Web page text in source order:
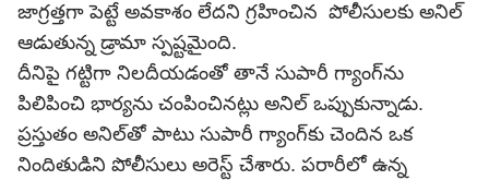
జాగ్రత్తగా పెట్టే అవకాశం లేదని గ్రహించిన పోలీసులకు అనిల్
ఆడుతున్న డ్రామా స్పష్టమైంది.
దీనిపై గట్టిగా నిలదీయడంతో తానే సుపారీ గ్యాంగ్‌ను
పిలిపించి భార్యను చంపించినట్లు అనిల్ ఒప్పుకున్నాడు.
ప్రస్తుతం అనిల్‌తో పాటు సుపారీ గ్యాంగ్‌కు చెందిన ఒక
నిందితుడిని పోలీసులు అరెస్ట్ చేశారు. పరారీలో ఉన్న